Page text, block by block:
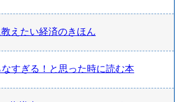
えたい経済のきほん
すぎる！と思った時に読む本